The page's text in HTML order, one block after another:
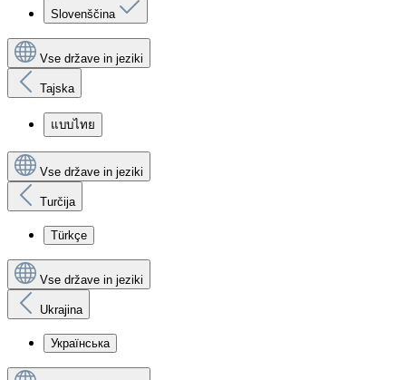
Slovenščina
Vse države in jeziki
Tajska
แบบไทย
Vse države in jeziki
Turčija
Türkçe
Vse države in jeziki
Ukrajina
Українська